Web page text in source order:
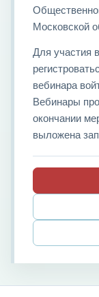
Московской
Для участия
вебинара
Вебинары
окончании
выложена